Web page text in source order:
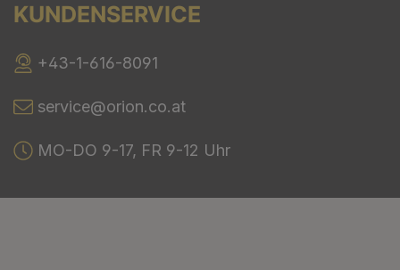
KUNDENSERVICE
+43-1-616-8091
service@orion.co.at
MO-DO 9-17, FR 9-12 Uhr